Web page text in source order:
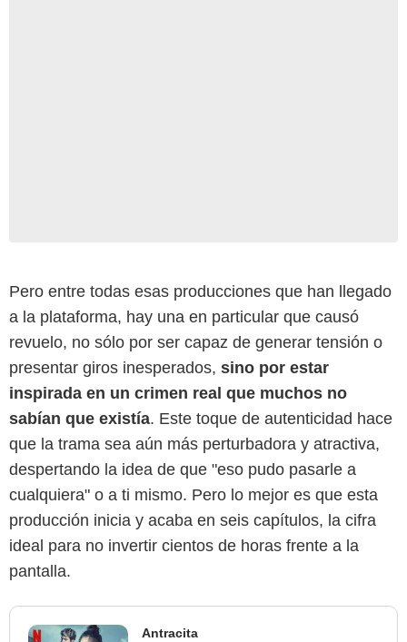
Pero entre todas esas producciones que han llegado
a la plataforma, hay una en particular que causó
revuelo, no sólo por ser capaz de generar tensión o
presentar giros inesperados, sino por estar
inspirada en un crimen real que muchos no
sabían que existía. Este toque de autenticidad hace
que la trama sea aún más perturbadora y atractiva,
despertando la idea de que "eso pudo pasarle a
cualquiera" o a ti mismo. Pero lo mejor es que esta
producción inicia y acaba en seis capítulos, la cifra
ideal para no invertir cientos de horas frente a la
pantalla.
Antracita